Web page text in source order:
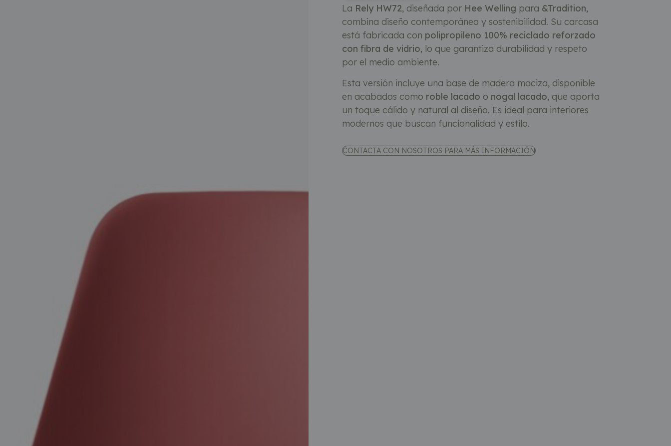
La Rely HW72, diseñada por Hee Welling para &Tradition,
combina diseño contemporáneo y sostenibilidad. Su carcasa
está fabricada con polipropileno 100% reciclado reforzado
con fibra de vidrio, lo que garantiza durabilidad y respeto
por el medio ambiente.
Esta versión incluye una base de madera maciza, disponible
en acabados como roble lacado o nogal lacado, que aporta
un toque cálido y natural al diseño. Es ideal para interiores
modernos que buscan funcionalidad y estilo.
CONTACTA CON NOSOTROS PARA MÁS INFORMACIÓN